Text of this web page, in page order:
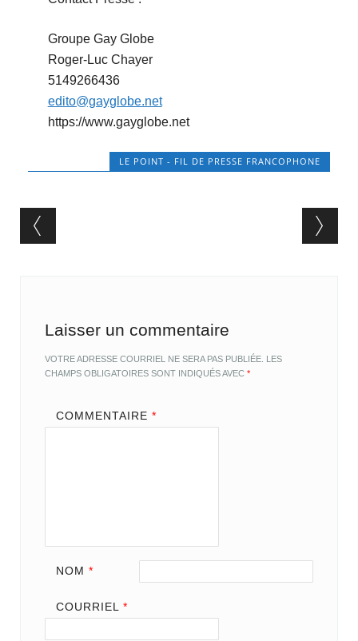
Groupe Gay Globe
Roger-Luc Chayer
5149266436
edito@gayglobe.net
https://www.gayglobe.net
LE POINT - FIL DE PRESSE FRANCOPHONE
Post navigation
Laisser un commentaire
VOTRE ADRESSE COURRIEL NE SERA PAS PUBLIÉE. LES
CHAMPS OBLIGATOIRES SONT INDIQUÉS AVEC*
COMMENTAIRE *
NOM *
COURRIEL *